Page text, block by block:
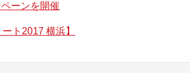
ーンを開催
ト2017 横浜】